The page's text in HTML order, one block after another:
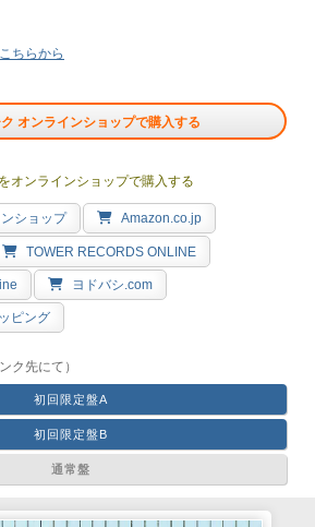
ちらから
オンラインショップで購入する
オンラインショップで購入する
ショップ Amazon.co.jp
TOWER RECORDS ONLINE
ヨドバシ.com
ピング
初回限定盤A
初回限定盤B
通常盤